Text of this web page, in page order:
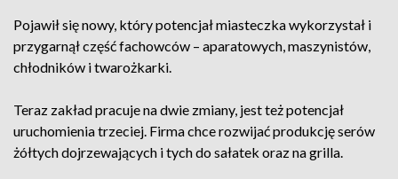
Pojawił się nowy, który potencjał miasteczka wykorzystał i
przygarnął część fachowców – aparatowych, maszynistów,
chłodników i twarożkarki.
Teraz zakład pracuje na dwie zmiany, jest też potencjał
uruchomienia trzeciej. Firma chce rozwijać produkcję serów
żółtych dojrzewających i tych do sałatek oraz na grilla.